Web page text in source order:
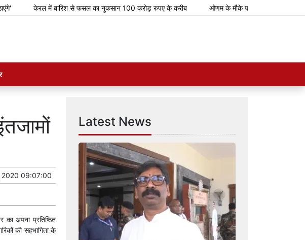
केरल में बारिश से फसल का नुकसान 100 करोड़ रुपए के करीब ओणम के मौके पर भारतीय रेलवे चलाएगा 112
2020 09:07:00
अपना प्रतिष्ठित
की सहभागिता के
Latest News